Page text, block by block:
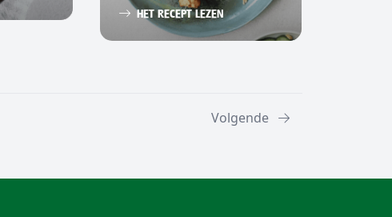
HET RECEPT LEZEN
Volgende